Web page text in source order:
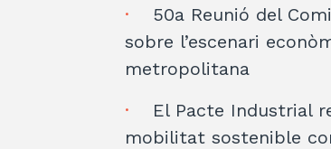
50a Reunió del
sobre l’escenari
metropolitana
El Pacte Industrial
mobilitat sostenible